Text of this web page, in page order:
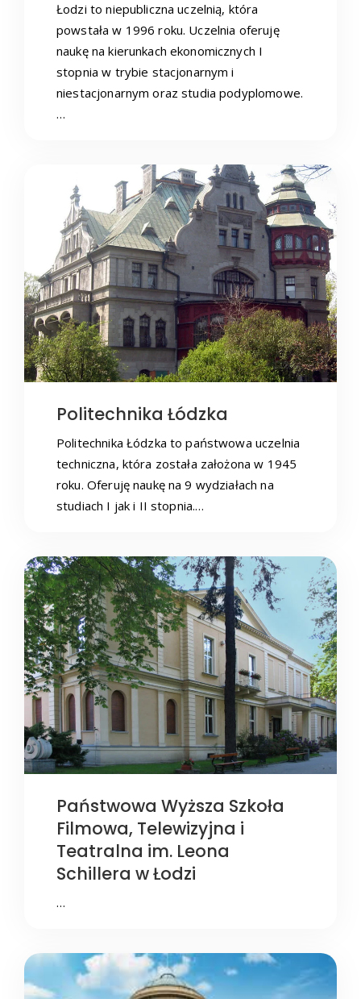
Łodzi to niepubliczna uczelnią, która
powstała w 1996 roku. Uczelnia oferuję
naukę na kierunkach ekonomicznych I
stopnia w trybie stacjonarnym i
niestacjonarnym oraz studia podyplomowe.
…
Politechnika Łódzka
Politechnika Łódzka to państwowa uczelnia
techniczna, która została założona w 1945
roku. Oferuję naukę na 9 wydziałach na
studiach I jak i II stopnia.…
Państwowa Wyższa Szkoła
Filmowa, Telewizyjna i
Teatralna im. Leona
Schillera w Łodzi
…